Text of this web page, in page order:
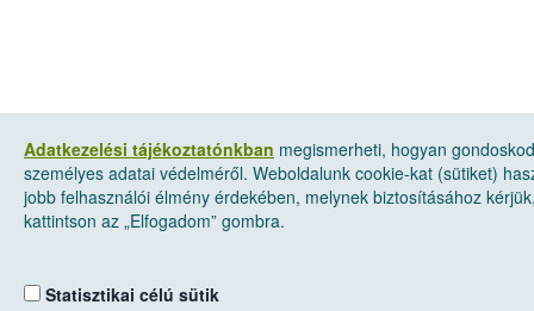
Adatkezelési tájékoztatónkban megismerheti, hogyan
személyes adatai védelméről. Weboldalunk cookie-kat (sütiket)
jobb felhasználói élmény érdekében, melynek biztosításához
kattintson az „Elfogadom” gombra.
Statisztikai célú sütik